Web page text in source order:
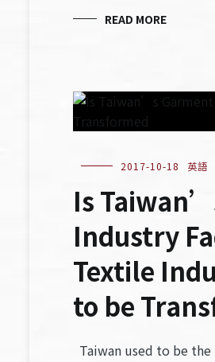
READ MORE
2017-10-18 英語
Is
Industry
Textile
to be
Taiwan used to be